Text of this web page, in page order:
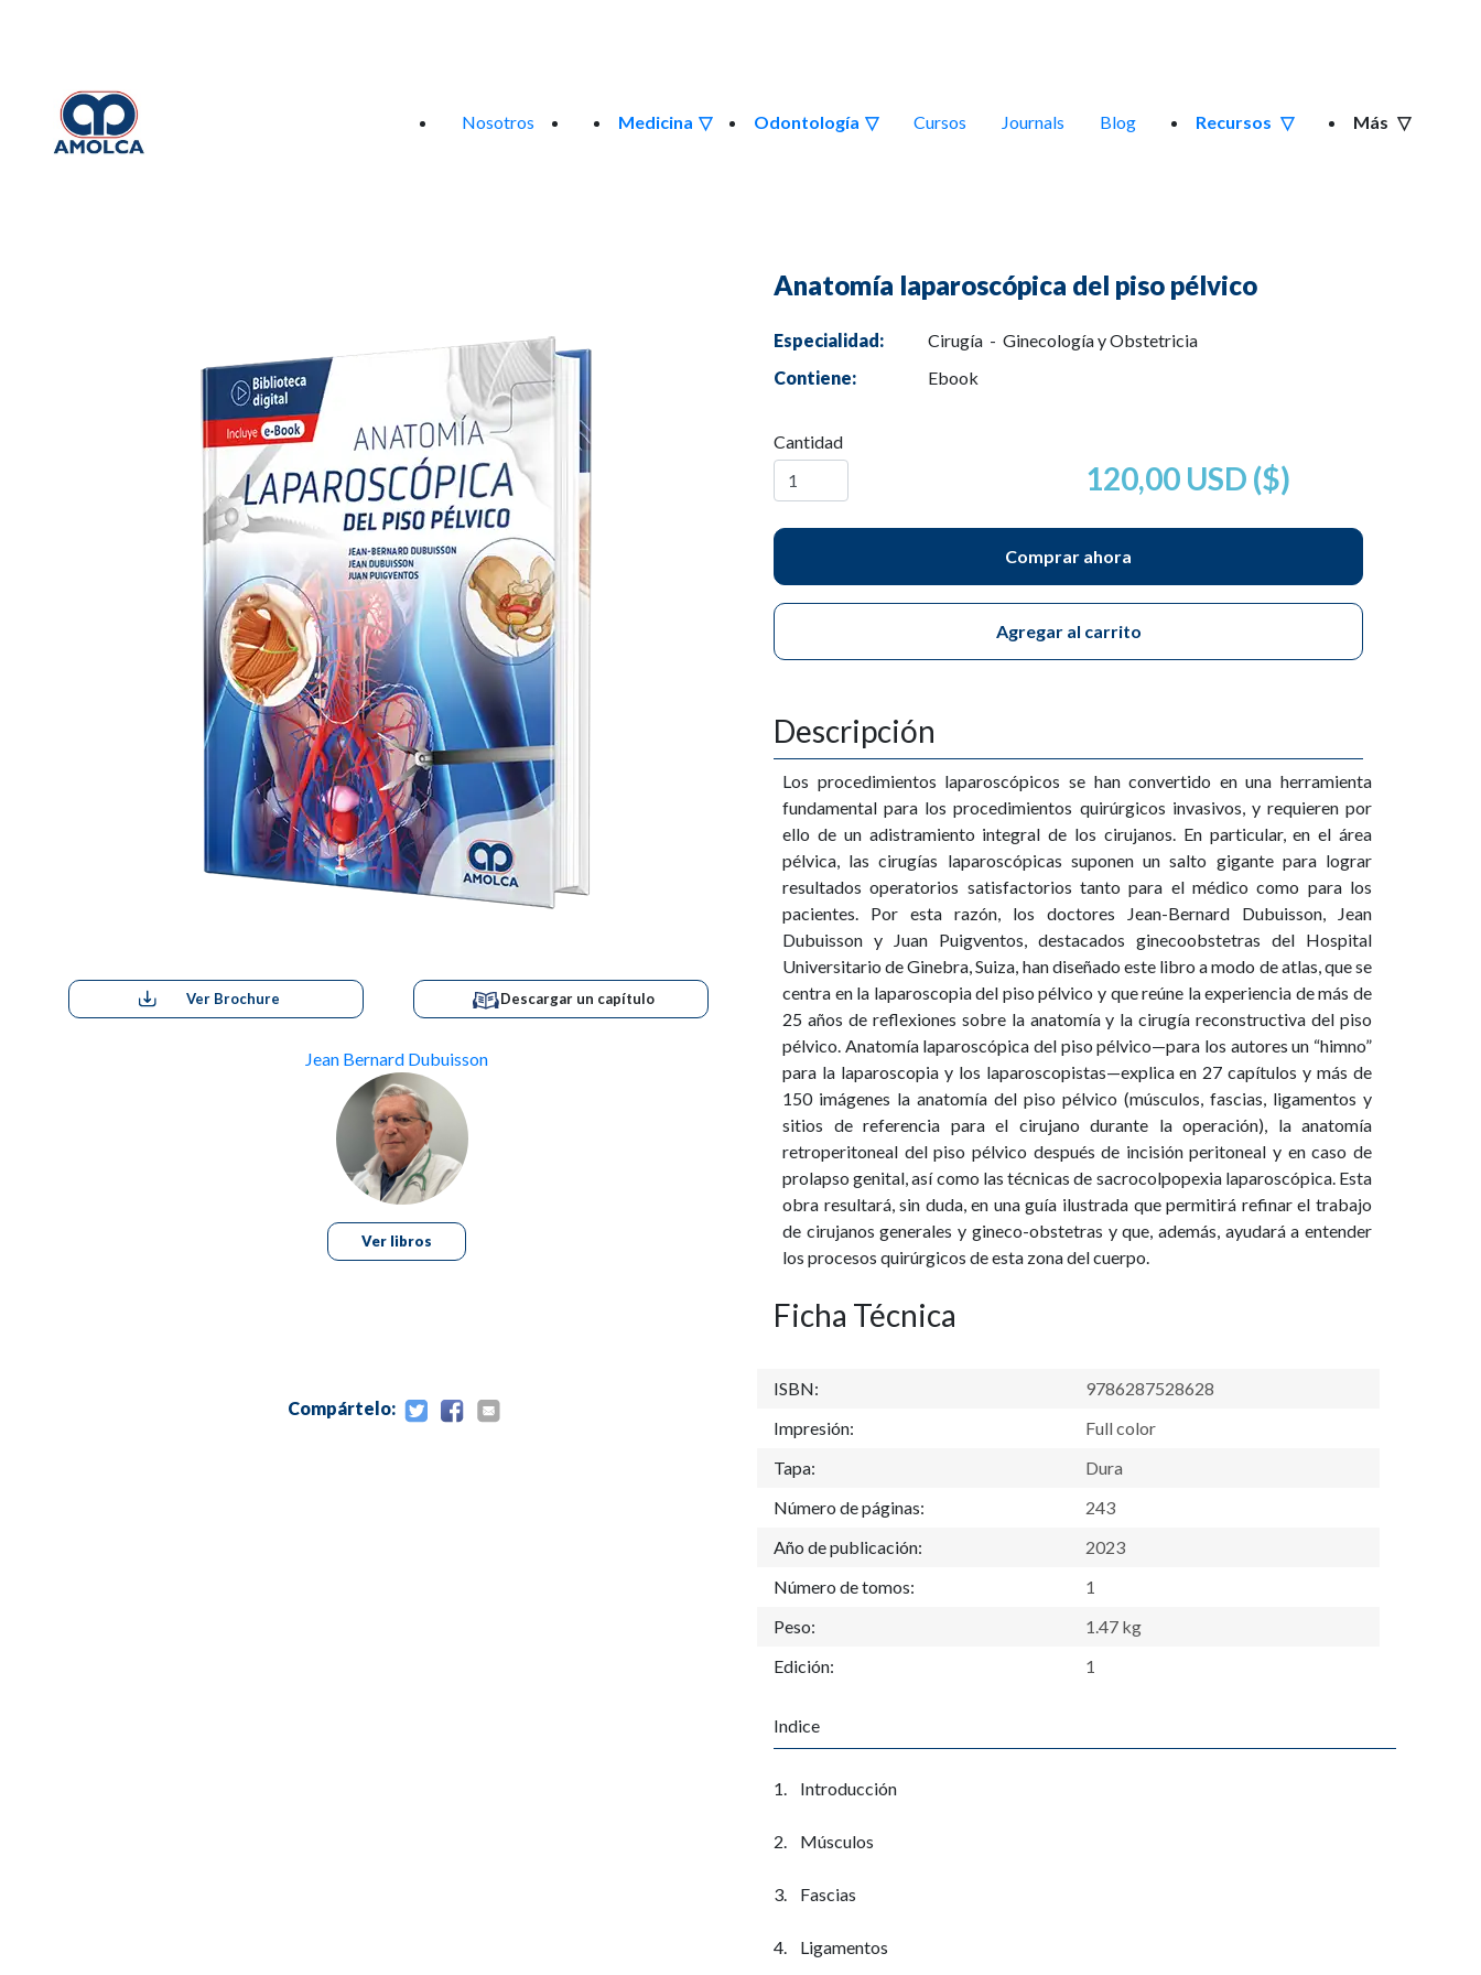
Nosotros Medicina Odontología Cursos Journals Blog Recursos Más
Ver Brochure Descargar un capítulo
Jean Bernard Dubuisson
Ver libros
Compártelo:
Anatomía laparoscópica del piso pélvico
Especialidad:
Cirugía - Ginecología y Obstetricia
Contiene:
Ebook
Cantidad
120,00 USD ($)
Comprar ahora
Agregar al carrito
Descripción
Los procedimientos laparoscópicos se han convertido en una herramienta
fundamental para los procedimientos quirúrgicos invasivos, y requieren por
ello de un adistramiento integral de los cirujanos. En particular, en el área
pélvica, las cirugías laparoscópicas suponen un salto gigante para lograr
resultados operatorios satisfactorios tanto para el médico como para los
pacientes. Por esta razón, los doctores Jean-Bernard Dubuisson, Jean
Dubuisson y Juan Puigventos, destacados ginecoobstetras del Hospital
Universitario de Ginebra, Suiza, han diseñado este libro a modo de atlas, que se
centra en la laparoscopia del piso pélvico y que reúne la experiencia de más de
25 años de reflexiones sobre la anatomía y la cirugía reconstructiva del piso
pélvico. Anatomía laparoscópica del piso pélvico—para los autores un “himno”
para la laparoscopia y los laparoscopistas—explica en 27 capítulos y más de
150 imágenes la anatomía del piso pélvico (músculos, fascias, ligamentos y
sitios de referencia para el cirujano durante la operación), la anatomía
retroperitoneal del piso pélvico después de incisión peritoneal y en caso de
prolapso genital, así como las técnicas de sacrocolpopexia laparoscópica. Esta
obra resultará, sin duda, en una guía ilustrada que permitirá refinar el trabajo
de cirujanos generales y gineco-obstetras y que, además, ayudará a entender
los procesos quirúrgicos de esta zona del cuerpo.
Ficha Técnica
ISBN:
9786287528628
Impresión:
Full color
Tapa:
Dura
Número de páginas:
243
Año de publicación:
2023
Número de tomos:
1
Peso:
1.47 kg
Edición:
1
Indice
1. Introducción
2. Músculos
3. Fascias
4. Ligamentos